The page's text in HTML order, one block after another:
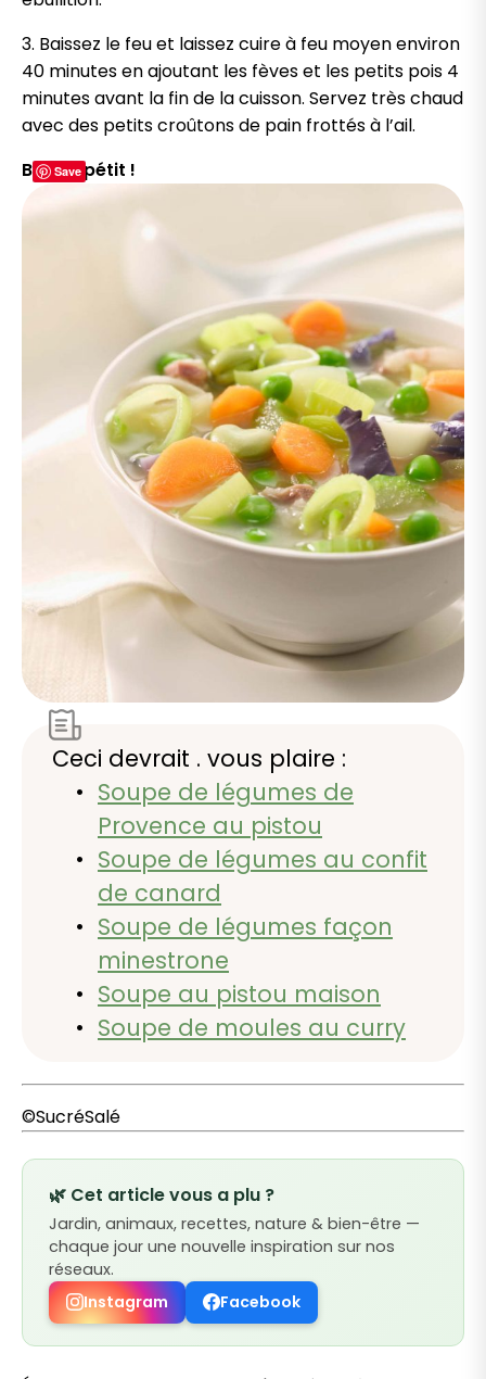
3. Baissez le feu et laissez cuire à feu moyen environ
40 minutes en ajoutant les fèves et les petits pois 4
minutes avant la fin de la cuisson. Servez très chaud
avec des petits croûtons de pain frottés à l’ail.
Bon appétit !
Ceci devrait . vous plaire :
Soupe de légumes de
Provence au pistou
Soupe de légumes au confit
de canard
Soupe de légumes façon
minestrone
Soupe au pistou maison
Soupe de moules au curry
©SucréSalé
🌿 Cet article vous a plu ?
Jardin, animaux, recettes, nature & bien-être —
chaque jour une nouvelle inspiration sur nos
réseaux.
Instagram
Facebook
Save